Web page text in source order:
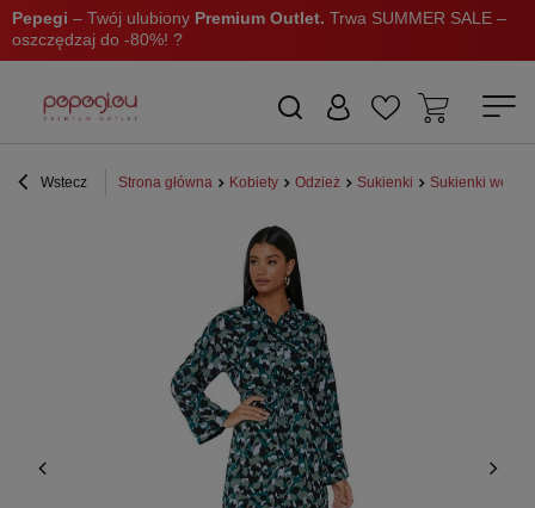
Pepegi – Twój ulubiony Premium Outlet. Trwa SUMMER SALE –
oszczędzaj do -80%! ?
Wstecz Strona główna Kobiety Odzież Sukienki Sukienki we